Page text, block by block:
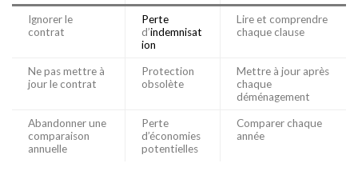
Ignorer le
contrat
Perte
d’indemnisat
ion
Lire et comprendre
chaque clause
Ne pas mettre à
jour le contrat
Protection
obsolète
Mettre à jour après
chaque
déménagement
Abandonner une
comparaison
annuelle
Perte
d’économies
potentielles
Comparer chaque
année